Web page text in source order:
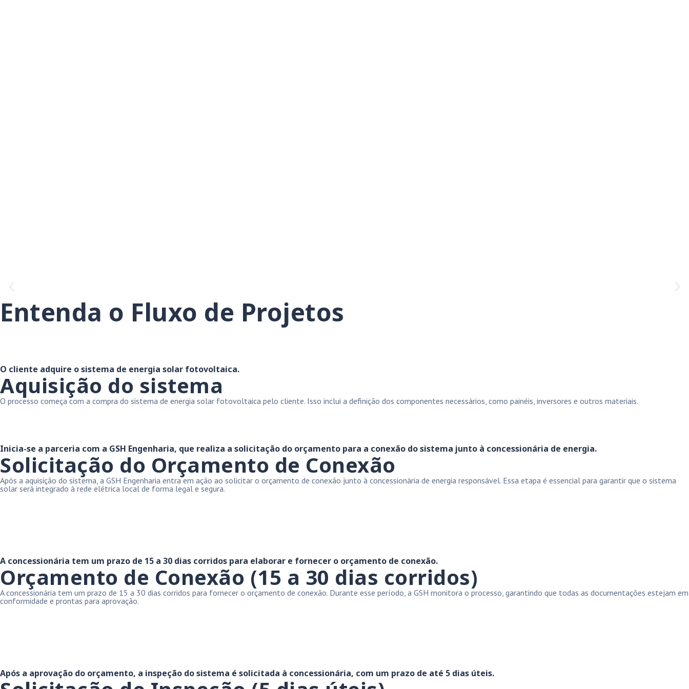
Entenda o Fluxo de Projetos
O cliente adquire o sistema de energia solar fotovoltaica.
Aquisição do sistema
O processo começa com a compra do sistema de energia solar fotovoltaica pelo cliente. Isso inclui a definição dos componentes necessários, como painéis, inversores e outros materiais.
Inicia-se a parceria com a GSH Engenharia, que realiza a solicitação do orçamento para a conexão do sistema junto à concessionária de energia.
Solicitação do Orçamento de Conexão
Após a aquisição do sistema, a GSH Engenharia entra em ação ao solicitar o orçamento de conexão junto à concessionária de energia responsável. Essa etapa é essencial para garantir que o sistema
solar será integrado à rede elétrica local de forma legal e segura.
A concessionária tem um prazo de 15 a 30 dias corridos para elaborar e fornecer o orçamento de conexão.
Orçamento de Conexão (15 a 30 dias corridos)
A concessionária tem um prazo de 15 a 30 dias corridos para fornecer o orçamento de conexão. Durante esse período, a GSH monitora o processo, garantindo que todas as documentações estejam em
conformidade e prontas para aprovação.
Após a aprovação do orçamento, a inspeção do sistema é solicitada à concessionária, com um prazo de até 5 dias úteis.